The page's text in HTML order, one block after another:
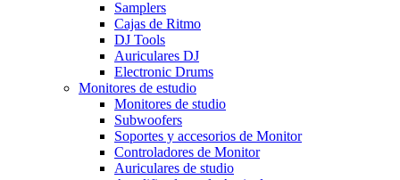
Samplers
Cajas de Ritmo
DJ Tools
Auriculares DJ
Electronic Drums
Monitores de estudio
Monitores de studio
Subwoofers
Soportes y accesorios de Monitor
Controladores de Monitor
Auriculares de studio